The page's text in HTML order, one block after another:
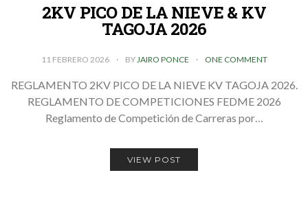
2KV PICO DE LA NIEVE & KV
TAGOJA 2026
11 FEBRERO 2026 BY JAIRO PONCE ONE COMMENT
REGLAMENTO 2KV PICO DE LA NIEVE KV TAGOJA 2026.
REGLAMENTO DE COMPETICIONES FEDME 2026
Reglamento de Competición de Carreras por…
VIEW POST